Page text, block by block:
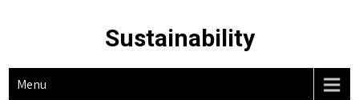
Sustainability
Menu